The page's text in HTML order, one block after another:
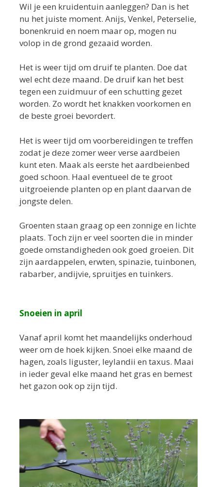
Wil je een kruidentuin aanleggen? Dan is het
nu het juiste moment. Anijs, Venkel, Peterselie,
bonenkruid en noem maar op, mogen nu
volop in de grond gezaaid worden.
Het is weer tijd om druif te planten. Doe dat
wel echt deze maand. De druif kan het best
tegen een zuidmuur of een schutting gezet
worden. Zo wordt het knakken voorkomen en
de beste groei bevordert.
Het is weer tijd om voorbereidingen te treffen
zodat je deze zomer weer verse aardbeien
kunt eten. Maak als eerste het aardbeienbed
goed schoon. Haal eventueel de te groot
uitgroeiende planten op en plant daarvan de
jongste delen.
Groenten staan graag op een zonnige en lichte
plaats. Toch zijn er veel soorten die in minder
goede omstandigheden ook goed groeien. Dit
zijn aardappelen, erwten, spinazie, tuinbonen,
rabarber, andijvie, spruitjes en tuinkers.
Snoeien in april
Vanaf april komt het maandelijks onderhoud
weer om de hoek kijken. Snoei elke maand de
hagen, zoals liguster, leylandii en taxus. Maai
in ieder geval elke maand het gras en bemest
het gazon ook op zijn tijd.